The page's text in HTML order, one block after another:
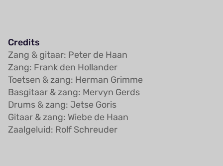
Credits
Zang & gitaar: Peter de Haan
Zang: Frank den Hollander
Toetsen & zang: Herman Grimme
Basgitaar & zang: Mervyn Gerds
Drums & zang: Jetse Goris
Gitaar & zang: Wiebe de Haan
Zaalgeluid: Rolf Schreuder